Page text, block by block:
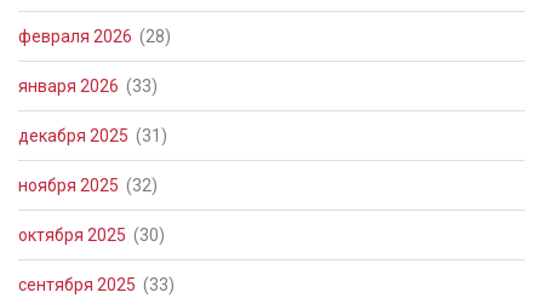
февраля 2026 (28)
января 2026 (33)
декабря 2025 (31)
ноября 2025 (32)
октября 2025 (30)
сентября 2025 (33)